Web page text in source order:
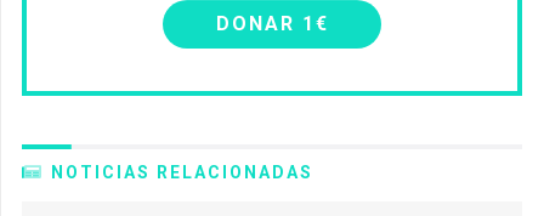
DONAR 1€
NOTICIAS RELACIONADAS